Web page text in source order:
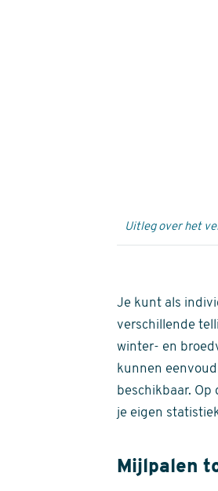
Uitleg over het
Je kunt als
verschillende
winter- en
kunnen
beschikbaar.
je eigen
Mijlpalen